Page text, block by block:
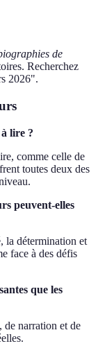
de
Recherchez
2026".
lire ?
comme celle de
toutes deux des
peuvent-elles
la détermination et
face à des défis
que les
de narration et de